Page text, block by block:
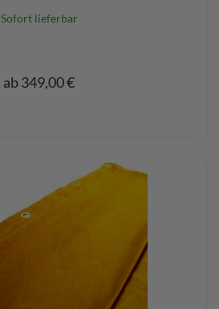
Sofort lieferbar
ab 349,00 €